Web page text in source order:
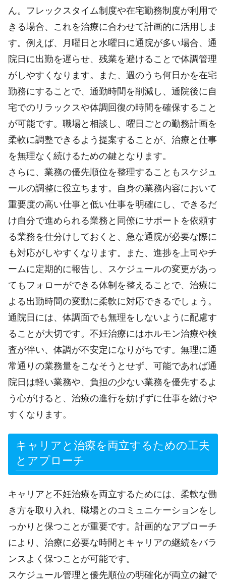
ん。フレックスタイム制度や在宅勤務制度が利用で
きる場合、これを治療に合わせて計画的に活用しま
す。例えば、月曜日と水曜日に通院が多い場合、通
院日に出勤を遅らせ、残業を避けることで体調管理
がしやすくなります。また、週のうち何日かを在宅
勤務にすることで、通勤時間を削減し、通院後に自
宅でのリラックスや体調回復の時間を確保すること
が可能です。職場と相談し、曜日ごとの勤務計画を
柔軟に調整できるよう提案することが、治療と仕事
を無理なく続けるための鍵となります。
さらに、業務の優先順位を整理することもスケジュ
ールの調整に役立ちます。自身の業務内容において
重要度の高い仕事と低い仕事を明確にし、できるだ
け自分で進められる業務と同僚にサポートを依頼す
る業務を仕分けしておくと、急な通院が必要な際に
も対応がしやすくなります。また、進捗を上司やチ
ームに定期的に報告し、スケジュールの変更があっ
てもフォローができる体制を整えることで、治療に
よる出勤時間の変動に柔軟に対応できるでしょう。
通院日には、体調面でも無理をしないように配慮す
ることが大切です。不妊治療にはホルモン治療や検
査が伴い、体調が不安定になりがちです。無理に通
常通りの業務量をこなそうとせず、可能であれば通
院日は軽い業務や、負担の少ない業務を優先するよ
う心がけると、治療の進行を妨げずに仕事を続けや
すくなります。
キャリアと治療を両立するための工夫
とアプローチ
キャリアと不妊治療を両立するためには、柔軟な働
き方を取り入れ、職場とのコミュニケーションをし
っかりと保つことが重要です。計画的なアプローチ
により、治療に必要な時間とキャリアの継続をバラ
ンスよく保つことが可能です。
スケジュール管理と優先順位の明確化が両立の鍵で